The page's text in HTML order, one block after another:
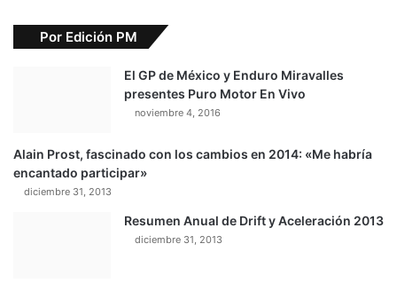
Por Edición PM
El GP de México y Enduro Miravalles
presentes Puro Motor En Vivo
noviembre 4, 2016
Alain Prost, fascinado con los cambios en 2014: «Me habría
encantado participar»
diciembre 31, 2013
Resumen Anual de Drift y Aceleración 2013
diciembre 31, 2013